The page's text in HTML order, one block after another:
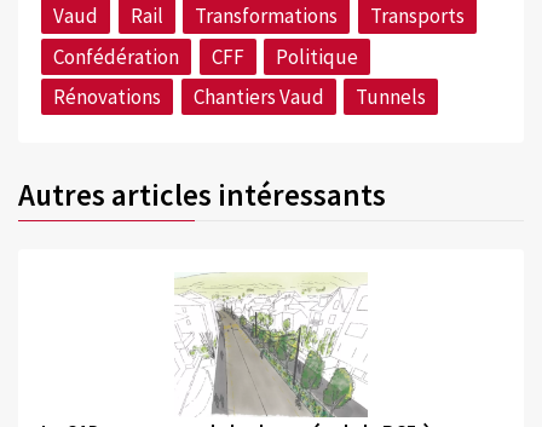
Vaud Rail Transformations
Transports
Confédération
CFF
Politique
Rénovations
Chantiers Vaud Tunnels
Autres articles intéressants
©